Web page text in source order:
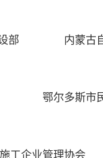
部 内蒙古
鄂尔多斯市
工企业管理协会